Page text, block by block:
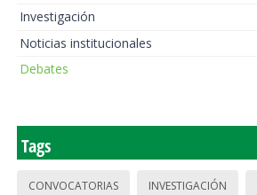
Investigación
Noticias institucionales
Debates
Tags
CONVOCATORIAS INVESTIGACIÓN